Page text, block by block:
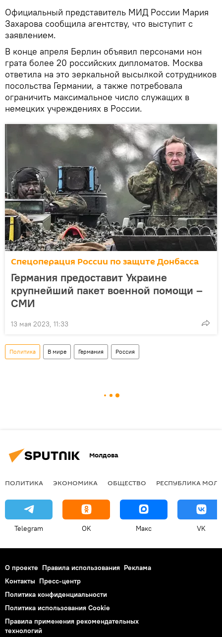
Официальный представитель МИД России Мария
Захарова сообщила агентству, что выступит с
заявлением.
В конце апреля Берлин объявил персонами нон
грата более 20 российских дипломатов. Москва
ответила на это зеркальной высылкой сотрудников
посольства Германии, а также потребовала
ограничить максимальное число служащих в
немецких учреждениях в России.
Спецоперация России по защите Донбасса
Германия предоставит Украине
крупнейший пакет военной помощи –
СМИ
13 мая 2023, 11:33
Политика В мире Германия Россия
Молдова
ПОЛИТИКА ЭКОНОМИКА ОБЩЕСТВО РЕСПУБЛИКА
Telegram OK Макс VK
О проекте Правила использования Реклама
Контакты Пресс-центр
Политика конфиденциальности
Политика использования Cookie
Правила применения рекомендательных
технологий